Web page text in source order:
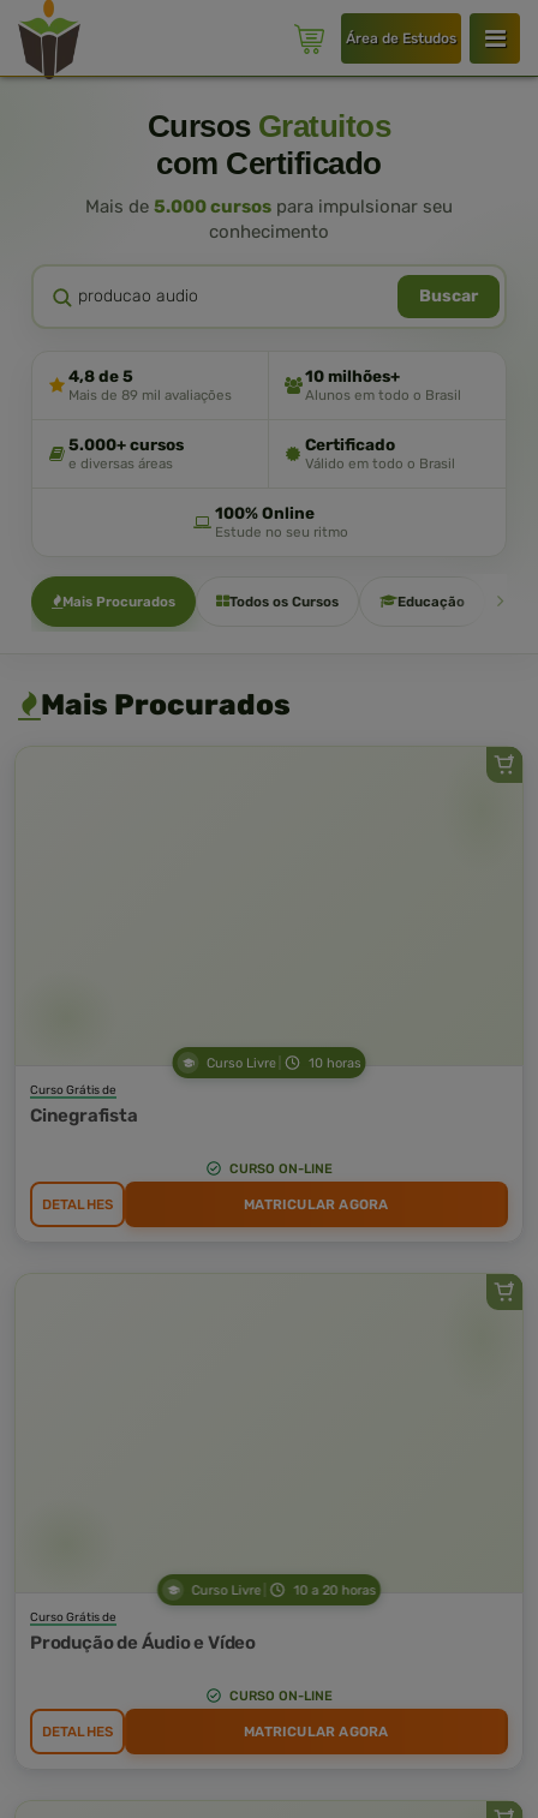
Área de Estudos
Cursos Gratuitos
com Certificado
Mais de 5.000 cursos para impulsionar seu
conhecimento
Buscar
4,8 de 5
Mais de 89 mil avaliações
10 milhões+
Alunos em todo o Brasil
5.000+ cursos
e diversas áreas
Certificado
Válido em todo o Brasil
100% Online
Estude no seu ritmo
Mais Procurados Todos os Cursos Educação
Mais Procurados
Curso Livre 10 horas
Curso Grátis de
Cinegrafista
CURSO ON-LINE
DETALHES MATRICULAR AGORA
Curso Livre 10 a 20 horas
Curso Grátis de
Produção de Áudio e Vídeo
CURSO ON-LINE
DETALHES MATRICULAR AGORA